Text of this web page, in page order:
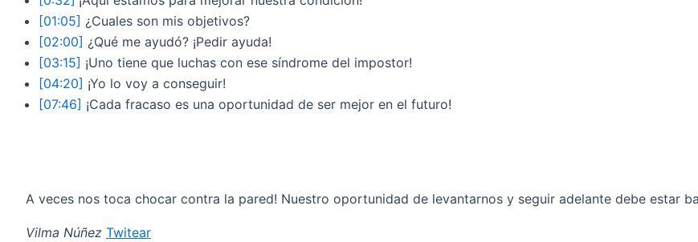
[01:05] ¿Cuales son mis objetivos?
[02:00] ¿Qué me ayudó? ¡Pedir ayuda!
[03:15] ¡Uno tiene que luchas con ese síndrome del impostor!
[04:20] ¡Yo lo voy a conseguir!
[07:46] ¡Cada fracaso es una oportunidad de ser mejor en el futuro!
A veces nos toca chocar contra la pared! Nuestro oportunidad de levantarnos y seguir adelante debe estar
Vilma Núñez Twitear